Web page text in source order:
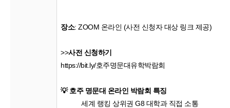
장소: ZOOM 온라인 (사전 신청자 대상 링크 제공)
>>사전 신청하기
https://bit.ly/호주명문대유학박람회
💡 호주 명문대 온라인 박람회 특징
세계 랭킹 상위권 G8 대학과 직접 소통